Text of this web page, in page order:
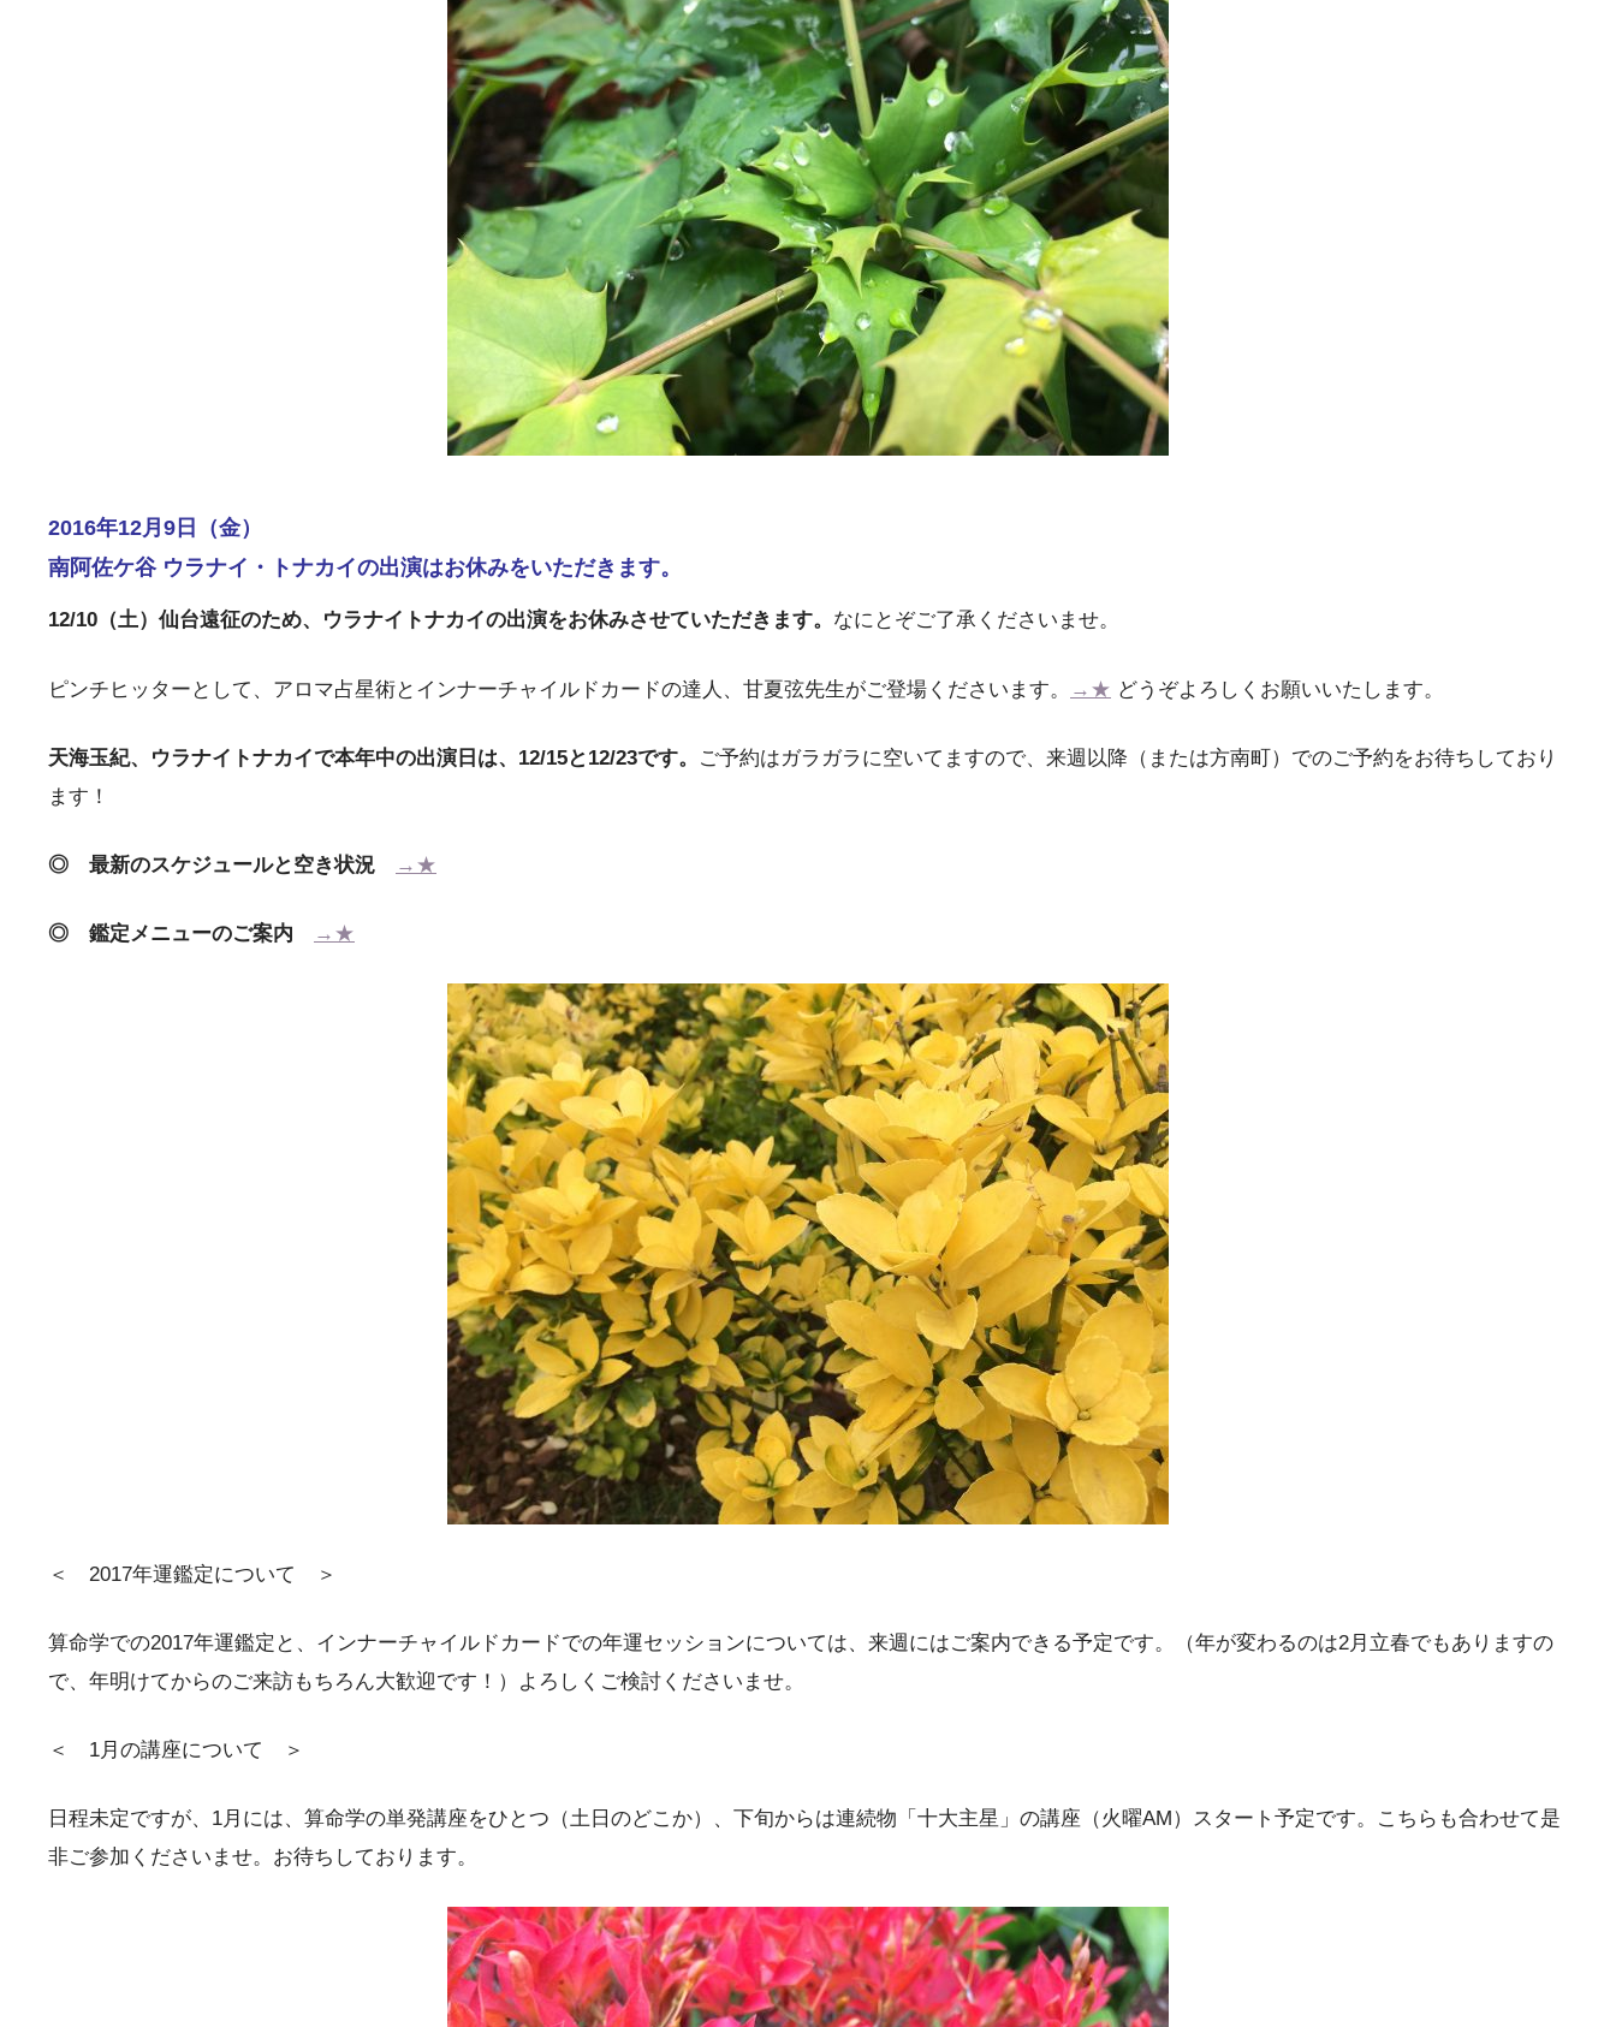
2016年12月9日（金）
南阿佐ケ谷 ウラナイ・トナカイの出演はお休みをいただきます。
12/10（土）仙台遠征のため、ウラナイトナカイの出演をお休みさせていただきます。 なにとぞご了承くださいませ。
ピンチヒッターとして、アロマ占星術とインナーチャイルドカードの達人、甘夏弦先生がご登場くださいます。 →★ どうぞよろしくお願いいたします。
天海玉紀、ウラナイトナカイで本年中の出演日は、12/15と12/23です。
ご予約はガラガラに空いてますので、来週以降（または方南町）でのご予約をお待ちしており
ます！
◎ 最新のスケジュールと空き状況 →★
◎ 鑑定メニューのご案内 →★
＜ 2017年運鑑定について ＞
算命学での2017年運鑑定と、インナーチャイルドカードでの年運セッションについては、来週にはご案内できる予定です。（年が変わるのは2月立春でもありますの
で、年明けてからのご来訪もちろん大歓迎です！）よろしくご検討くださいませ。
＜ 1月の講座について ＞
日程未定ですが、1月には、算命学の単発講座をひとつ（土日のどこか）、下旬からは連続物「十大主星」の講座（火曜AM）スタート予定です。こちらも合わせて是
非ご参加くださいませ。お待ちしております。